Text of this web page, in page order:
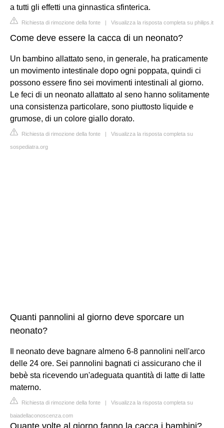
a tutti gli effetti una ginnastica sfinterica.
Richiesta di rimozione della fonte | Visualizza la risposta completa su philips.it
Come deve essere la cacca di un neonato?
Un bambino allattato seno, in generale, ha praticamente
un movimento intestinale dopo ogni poppata, quindi ci
possono essere fino sei movimenti intestinali al giorno.
Le feci di un neonato allattato al seno hanno solitamente
una consistenza particolare, sono piuttosto liquide e
grumose, di un colore giallo dorato.
Richiesta di rimozione della fonte | Visualizza la risposta completa su
sospediatra.org
Quanti pannolini al giorno deve sporcare un
neonato?
Il neonato deve bagnare almeno 6-8 pannolini nell'arco
delle 24 ore. Sei pannolini bagnati ci assicurano che il
bebè sta ricevendo un'adeguata quantità di latte di latte
materno.
Richiesta di rimozione della fonte | Visualizza la risposta completa su
baiadellaconoscenza.com
Quante volte al giorno fanno la cacca i bambini?